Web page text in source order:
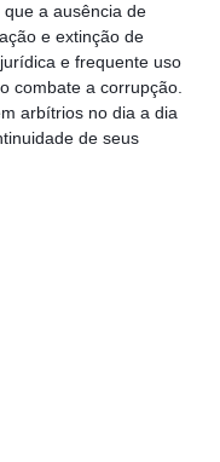
a ausência de
e extinção de
e frequente uso
combate a corrupção.
arbítrios no dia a dia
de seus